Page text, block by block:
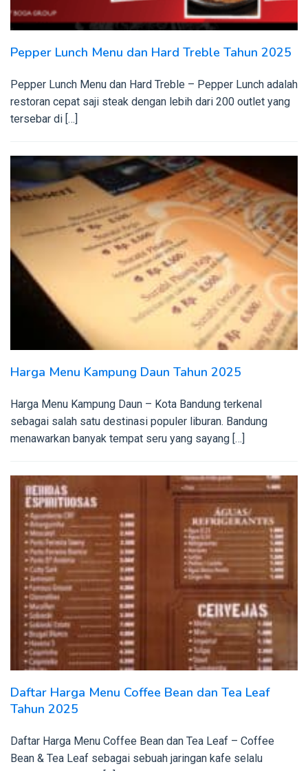
Pepper Lunch Menu dan Hard Treble Tahun 2025
Pepper Lunch Menu dan Hard Treble – Pepper Lunch adalah
restoran cepat saji steak dengan lebih dari 200 outlet yang
tersebar di […]
Harga Menu Kampung Daun Tahun 2025
Harga Menu Kampung Daun – Kota Bandung terkenal
sebagai salah satu destinasi populer liburan. Bandung
menawarkan banyak tempat seru yang sayang […]
Daftar Harga Menu Coffee Bean dan Tea Leaf
Tahun 2025
Daftar Harga Menu Coffee Bean dan Tea Leaf – Coffee
Bean & Tea Leaf sebagai sebuah jaringan kafe selalu